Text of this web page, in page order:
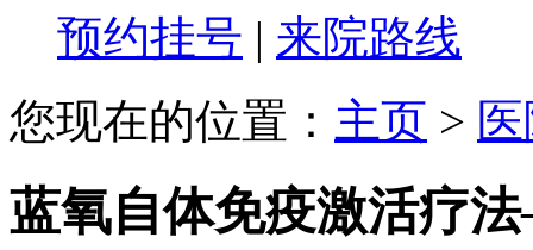
预约挂号 | 来院路线
您现在的位置： 主页 >
蓝氧自体免疫激活疗